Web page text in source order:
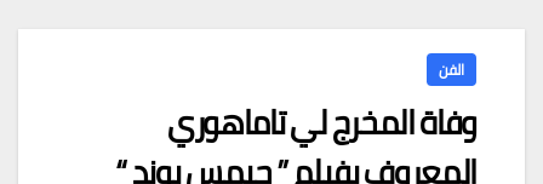
الفن
وفاة المخرج لي تاماهوري
المعروف بفيلم ” جيمس بوند “